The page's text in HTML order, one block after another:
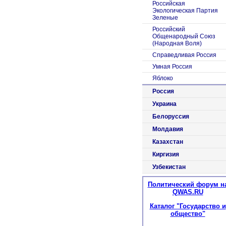
Российская
Экологическая Партия
Зеленые
Российский
Общенародный Союз
(Народная Воля)
Справедливая Россия
Умная Россия
Яблоко
Россия
Украина
Белоруссия
Молдавия
Казахстан
Киргизия
Узбекистан
Политический форум
QWAS.RU
Каталог "Государство и
общество"